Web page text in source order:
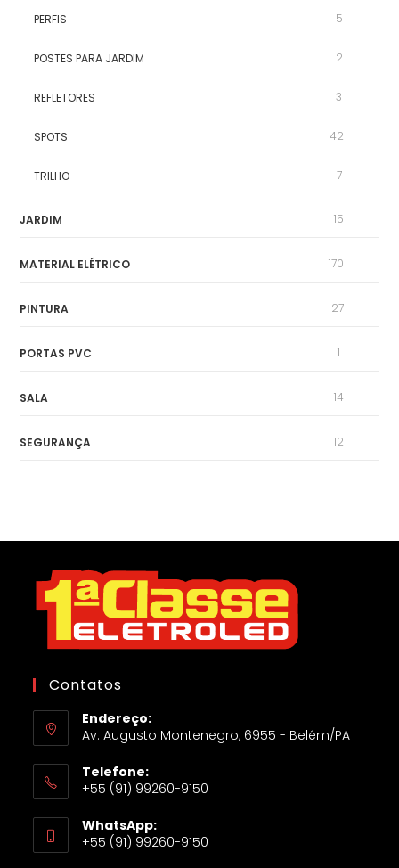
PERFIS 5
POSTES PARA JARDIM 2
REFLETORES 3
SPOTS 42
TRILHO 7
JARDIM 15
MATERIAL ELÉTRICO 170
PINTURA 27
PORTAS PVC 1
SALA 14
SEGURANÇA 12
Contatos
Endereço:
Av. Augusto Montenegro, 6955 - Belém/PA
Telefone:
+55 (91) 99260-9150
WhatsApp:
+55 (91) 99260-9150